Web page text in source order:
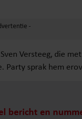
Versteeg, die
Party sprak hem
bericht en